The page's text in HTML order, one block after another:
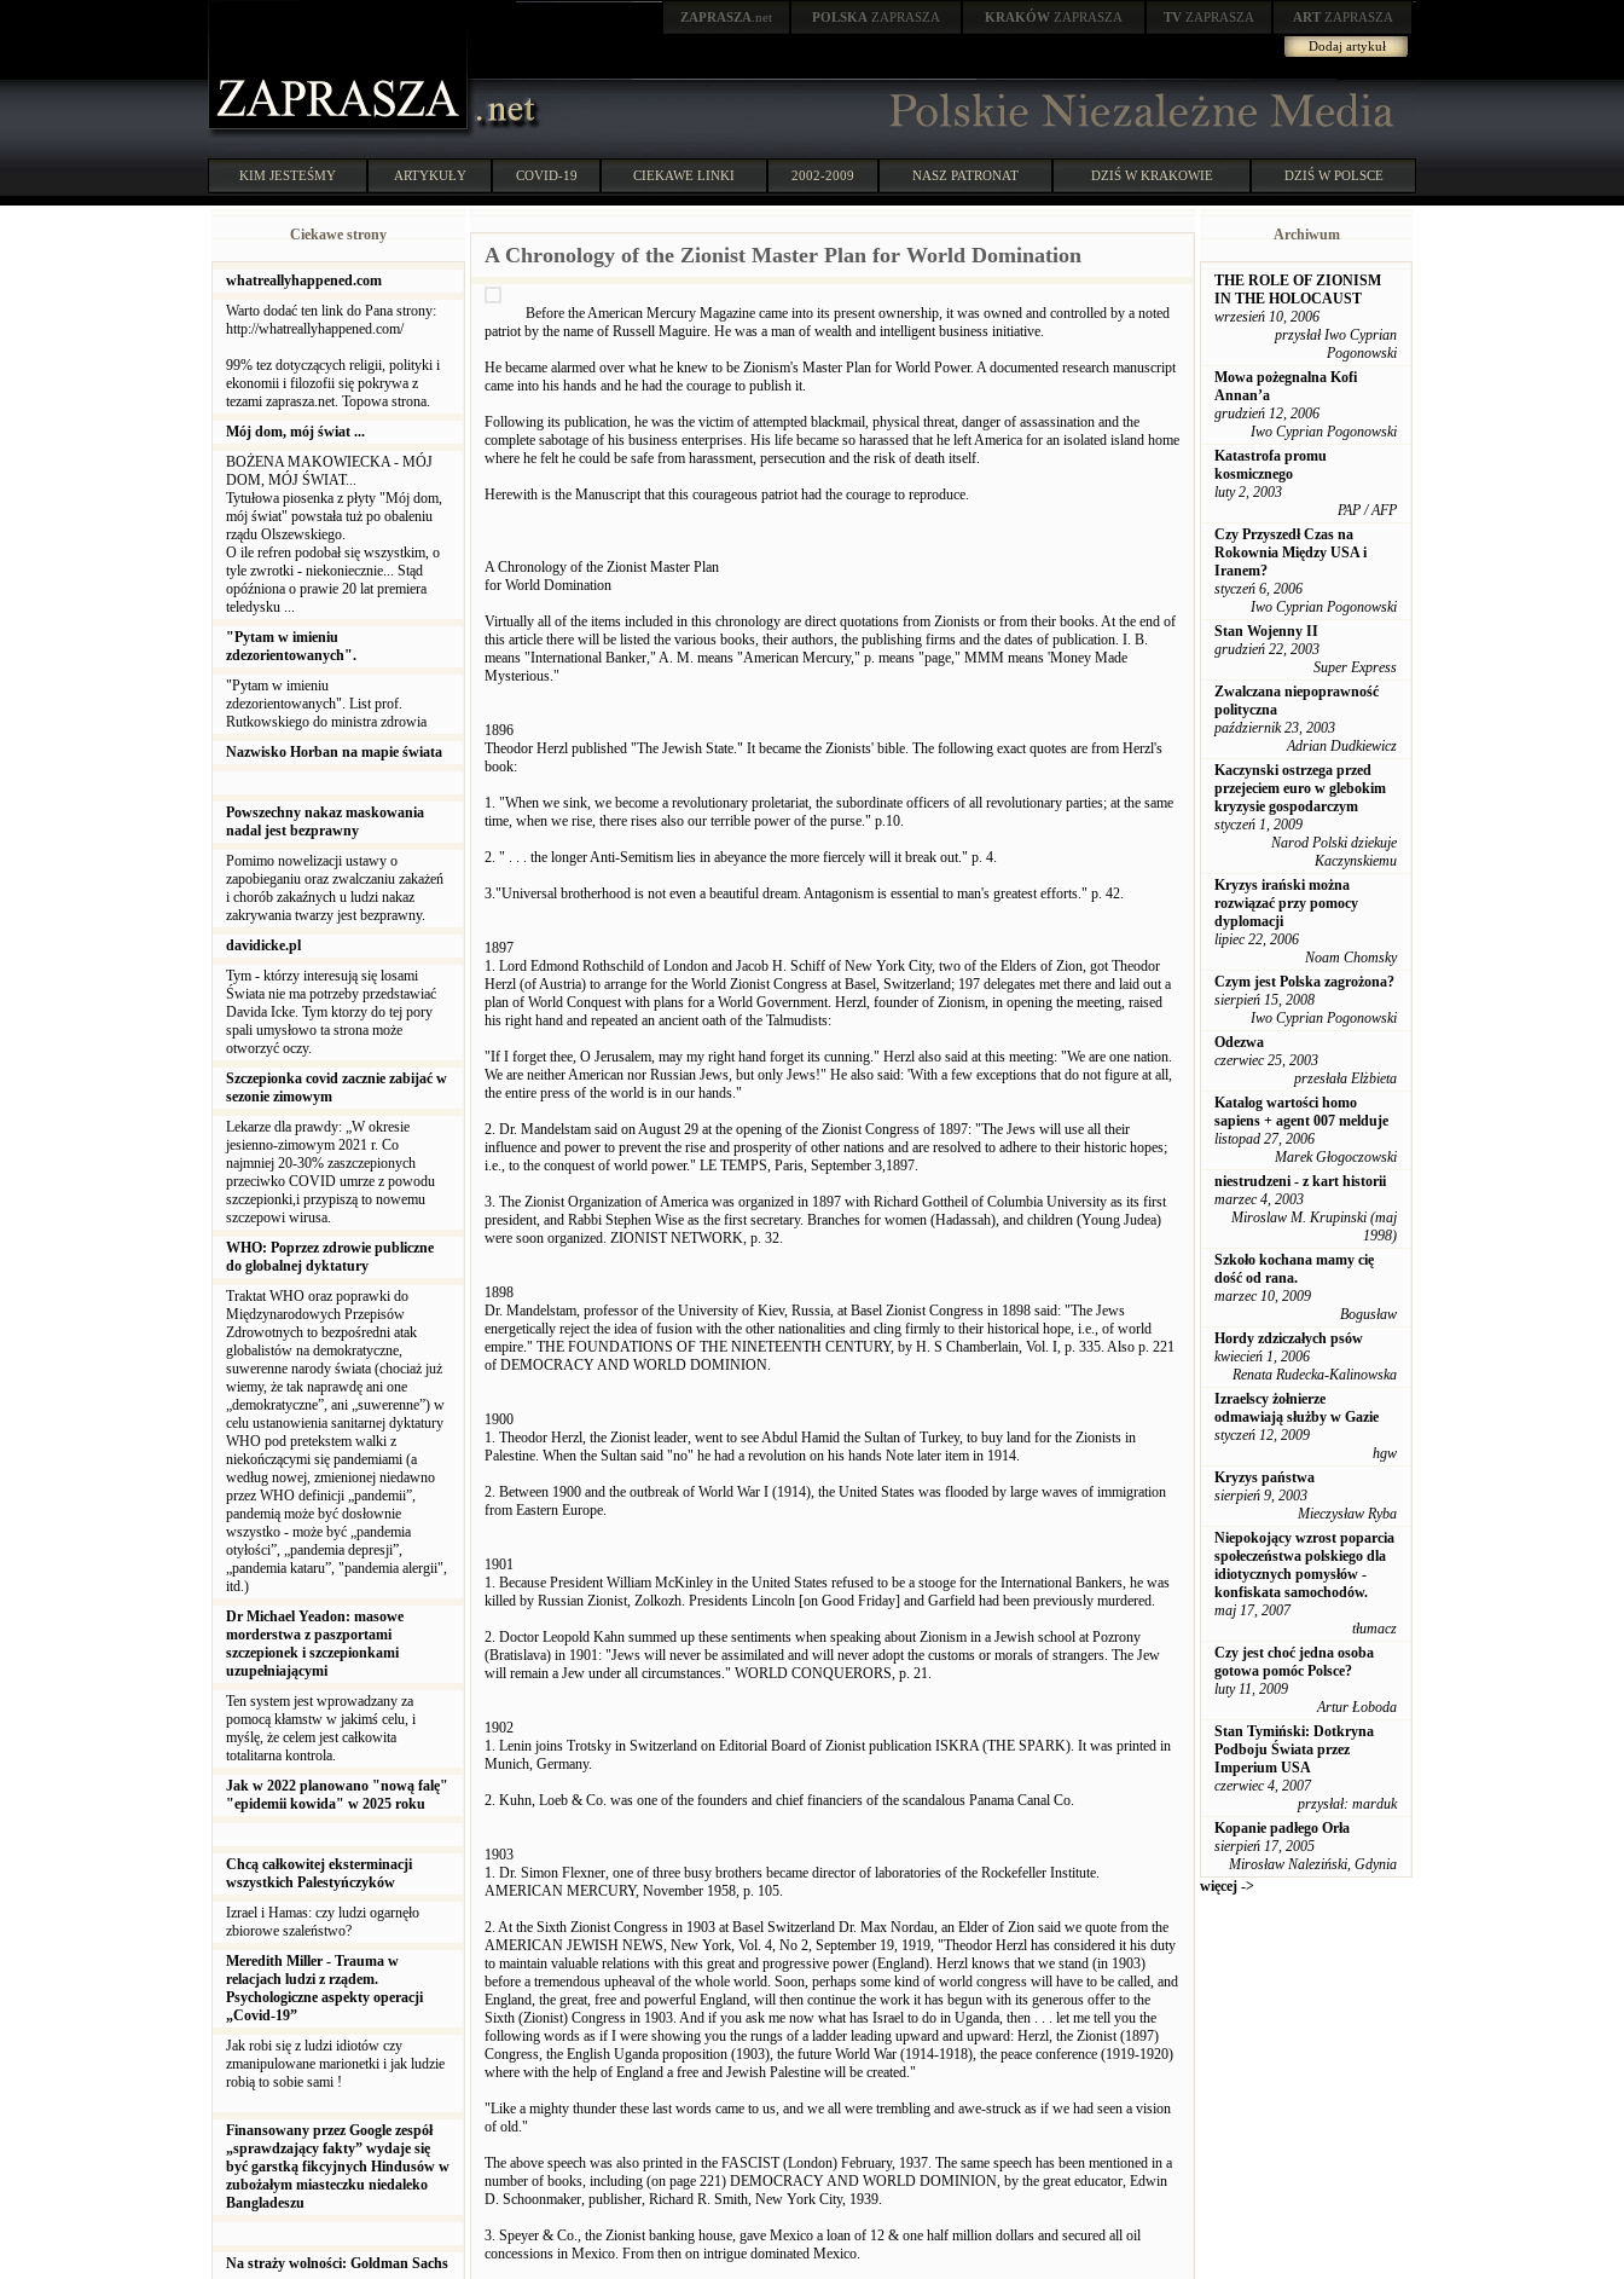
ZAPRASZA .net POLSKA ZAPRASZA KRAKÓW ZAPRASZA TV ZAPRASZA ART ZAPRASZA
Dodaj artykuł
KIM JESTEŚMY ARTYKUŁY COVID-19 CIEKAWE LINKI 2002-2009 NASZ PATRONAT DZIŚ W KRAKOWIE DZIŚ W POLSCE
Ciekawe strony
whatreallyhappened.com
Warto dodać ten link do Pana strony:
http://whatreallyhappened.com/
99% tez dotyczących religii, polityki i
ekonomii i filozofii się pokrywa z
tezami zaprasza.net. Topowa strona.
Mój dom, mój świat ...
BOŻENA MAKOWIECKA - MÓJ
DOM, MÓJ ŚWIAT...
Tytułowa piosenka z płyty "Mój dom,
mój świat" powstała tuż po obaleniu
rządu Olszewskiego.
O ile refren podobał się wszystkim, o
tyle zwrotki - niekoniecznie... Stąd
opóźniona o prawie 20 lat premiera
teledysku ...
"Pytam w imieniu
zdezorientowanych".
"Pytam w imieniu
zdezorientowanych". List prof.
Rutkowskiego do ministra zdrowia
Nazwisko Horban na mapie świata
Powszechny nakaz maskowania
nadal jest bezprawny
Pomimo nowelizacji ustawy o
zapobieganiu oraz zwalczaniu zakażeń
i chorób zakaźnych u ludzi nakaz
zakrywania twarzy jest bezprawny.
davidicke.pl
Tym - którzy interesują się losami
Świata nie ma potrzeby przedstawiać
Davida Icke. Tym ktorzy do tej pory
spali umysłowo ta strona może
otworzyć oczy.
Szczepionka covid zacznie zabijać w
sezonie zimowym
Lekarze dla prawdy: „W okresie
jesienno-zimowym 2021 r. Co
najmniej 20-30% zaszczepionych
przeciwko COVID umrze z powodu
szczepionki,i przypiszą to nowemu
szczepowi wirusa.
WHO: Poprzez zdrowie publiczne
do globalnej dyktatury
Traktat WHO oraz poprawki do
Międzynarodowych Przepisów
Zdrowotnych to bezpośredni atak
globalistów na demokratyczne,
suwerenne narody świata (chociaż już
wiemy, że tak naprawdę ani one
„demokratyczne”, ani „suwerenne”) w
celu ustanowienia sanitarnej dyktatury
WHO pod pretekstem walki z
niekończącymi się pandemiami (a
według nowej, zmienionej niedawno
przez WHO definicji „pandemii”,
pandemią może być dosłownie
wszystko - może być „pandemia
otyłości”, „pandemia depresji”,
„pandemia kataru”, "pandemia alergii",
itd.)
Dr Michael Yeadon: masowe
morderstwa z paszportami
szczepionek i szczepionkami
uzupełniającymi
Ten system jest wprowadzany za
pomocą kłamstw w jakimś celu, i
myślę, że celem jest całkowita
totalitarna kontrola.
Jak w 2022 planowano "nową falę"
"epidemii kowida" w 2025 roku
Chcą całkowitej eksterminacji
wszystkich Palestyńczyków
Izrael i Hamas: czy ludzi ogarnęło
zbiorowe szaleństwo?
Meredith Miller - Trauma w
relacjach ludzi z rządem.
Psychologiczne aspekty operacji
„Covid-19”
Jak robi się z ludzi idiotów czy
zmanipulowane marionetki i jak ludzie
robią to sobie sami !
Finansowany przez Google zespół
„sprawdzający fakty” wydaje się
być garstką fikcyjnych Hindusów w
zubożałym miasteczku niedaleko
Bangladeszu
Na straży wolności: Goldman Sachs
A Chronology of the Zionist Master Plan for World Domination
Before the American Mercury Magazine came into its present ownership, it was owned and controlled by a noted
patriot by the name of Russell Maguire. He was a man of wealth and intelligent business initiative.
He became alarmed over what he knew to be Zionism's Master Plan for World Power. A documented research manuscript
came into his hands and he had the courage to publish it.
Following its publication, he was the victim of attempted blackmail, physical threat, danger of assassination and the
complete sabotage of his business enterprises. His life became so harassed that he left America for an isolated island home
where he felt he could be safe from harassment, persecution and the risk of death itself.
Herewith is the Manuscript that this courageous patriot had the courage to reproduce.
A Chronology of the Zionist Master Plan
for World Domination
Virtually all of the items included in this chronology are direct quotations from Zionists or from their books. At the end of
this article there will be listed the various books, their authors, the publishing firms and the dates of publication. I. B.
means "International Banker," A. M. means "American Mercury," p. means "page," MMM means 'Money Made
Mysterious."
1896
Theodor Herzl published "The Jewish State." It became the Zionists' bible. The following exact quotes are from Herzl's
book:
1. "When we sink, we become a revolutionary proletariat, the subordinate officers of all revolutionary parties; at the same
time, when we rise, there rises also our terrible power of the purse." p.10.
2. " . . . the longer Anti-Semitism lies in abeyance the more fiercely will it break out." p. 4.
3."Universal brotherhood is not even a beautiful dream. Antagonism is essential to man's greatest efforts." p. 42.
1897
1. Lord Edmond Rothschild of London and Jacob H. Schiff of New York City, two of the Elders of Zion, got Theodor
Herzl (of Austria) to arrange for the World Zionist Congress at Basel, Switzerland; 197 delegates met there and laid out a
plan of World Conquest with plans for a World Government. Herzl, founder of Zionism, in opening the meeting, raised
his right hand and repeated an ancient oath of the Talmudists:
"If I forget thee, O Jerusalem, may my right hand forget its cunning." Herzl also said at this meeting: "We are one nation.
We are neither American nor Russian Jews, but only Jews!" He also said: 'With a few exceptions that do not figure at all,
the entire press of the world is in our hands."
2. Dr. Mandelstam said on August 29 at the opening of the Zionist Congress of 1897: "The Jews will use all their
influence and power to prevent the rise and prosperity of other nations and are resolved to adhere to their historic hopes;
i.e., to the conquest of world power." LE TEMPS, Paris, September 3,1897.
3. The Zionist Organization of America was organized in 1897 with Richard Gottheil of Columbia University as its first
president, and Rabbi Stephen Wise as the first secretary. Branches for women (Hadassah), and children (Young Judea)
were soon organized. ZIONIST NETWORK, p. 32.
1898
Dr. Mandelstam, professor of the University of Kiev, Russia, at Basel Zionist Congress in 1898 said: "The Jews
energetically reject the idea of fusion with the other nationalities and cling firmly to their historical hope, i.e., of world
empire." THE FOUNDATIONS OF THE NINETEENTH CENTURY, by H. S Chamberlain, Vol. I, p. 335. Also p. 221
of DEMOCRACY AND WORLD DOMINION.
1900
1. Theodor Herzl, the Zionist leader, went to see Abdul Hamid the Sultan of Turkey, to buy land for the Zionists in
Palestine. When the Sultan said "no" he had a revolution on his hands Note later item in 1914.
2. Between 1900 and the outbreak of World War I (1914), the United States was flooded by large waves of immigration
from Eastern Europe.
1901
1. Because President William McKinley in the United States refused to be a stooge for the International Bankers, he was
killed by Russian Zionist, Zolkozh. Presidents Lincoln [on Good Friday] and Garfield had been previously murdered.
2. Doctor Leopold Kahn summed up these sentiments when speaking about Zionism in a Jewish school at Pozrony
(Bratislava) in 1901: "Jews will never be assimilated and will never adopt the customs or morals of strangers. The Jew
will remain a Jew under all circumstances." WORLD CONQUERORS, p. 21.
1902
1. Lenin joins Trotsky in Switzerland on Editorial Board of Zionist publication ISKRA (THE SPARK). It was printed in
Munich, Germany.
2. Kuhn, Loeb & Co. was one of the founders and chief financiers of the scandalous Panama Canal Co.
1903
1. Dr. Simon Flexner, one of three busy brothers became director of laboratories of the Rockefeller Institute.
AMERICAN MERCURY, November 1958, p. 105.
2. At the Sixth Zionist Congress in 1903 at Basel Switzerland Dr. Max Nordau, an Elder of Zion said we quote from the
AMERICAN JEWISH NEWS, New York, Vol. 4, No 2, September 19, 1919, "Theodor Herzl has considered it his duty
to maintain valuable relations with this great and progressive power (England). Herzl knows that we stand (in 1903)
before a tremendous upheaval of the whole world. Soon, perhaps some kind of world congress will have to be called, and
England, the great, free and powerful England, will then continue the work it has begun with its generous offer to the
Sixth (Zionist) Congress in 1903. And if you ask me now what has Israel to do in Uganda, then . . . let me tell you the
following words as if I were showing you the rungs of a ladder leading upward and upward: Herzl, the Zionist (1897)
Congress, the English Uganda proposition (1903), the future World War (1914-1918), the peace conference (1919-1920)
where with the help of England a free and Jewish Palestine will be created."
"Like a mighty thunder these last words came to us, and we all were trembling and awe-struck as if we had seen a vision
of old."
The above speech was also printed in the FASCIST (London) February, 1937. The same speech has been mentioned in a
number of books, including (on page 221) DEMOCRACY AND WORLD DOMINION, by the great educator, Edwin
D. Schoonmaker, publisher, Richard R. Smith, New York City, 1939.
3. Speyer & Co., the Zionist banking house, gave Mexico a loan of 12 & one half million dollars and secured all oil
concessions in Mexico. From then on intrigue dominated Mexico.
Archiwum
THE ROLE OF ZIONISM
IN THE HOLOCAUST
wrzesień 10, 2006
przysłał Iwo Cyprian
Pogonowski
Mowa pożegnalna Kofi
Annan’a
grudzień 12, 2006
Iwo Cyprian Pogonowski
Katastrofa promu
kosmicznego
luty 2, 2003
PAP / AFP
Czy Przyszedł Czas na
Rokownia Między USA i
Iranem?
styczeń 6, 2006
Iwo Cyprian Pogonowski
Stan Wojenny II
grudzień 22, 2003
Super Express
Zwalczana niepoprawność
polityczna
październik 23, 2003
Adrian Dudkiewicz
Kaczynski ostrzega przed
przejeciem euro w glebokim
kryzysie gospodarczym
styczeń 1, 2009
Narod Polski dziekuje
Kaczynskiemu
Kryzys irański można
rozwiązać przy pomocy
dyplomacji
lipiec 22, 2006
Noam Chomsky
Czym jest Polska zagrożona?
sierpień 15, 2008
Iwo Cyprian Pogonowski
Odezwa
czerwiec 25, 2003
przesłała Elżbieta
Katalog wartości homo
sapiens + agent 007 melduje
listopad 27, 2006
Marek Głogoczowski
niestrudzeni - z kart historii
marzec 4, 2003
Miroslaw M. Krupinski (maj
1998)
Szkoło kochana mamy cię
dość od rana.
marzec 10, 2009
Bogusław
Hordy zdziczałych psów
kwiecień 1, 2006
Renata Rudecka-Kalinowska
Izraelscy żołnierze
odmawiają służby w Gazie
styczeń 12, 2009
hgw
Kryzys państwa
sierpień 9, 2003
Mieczysław Ryba
Niepokojący wzrost poparcia
społeczeństwa polskiego dla
idiotycznych pomysłów -
konfiskata samochodów.
maj 17, 2007
tłumacz
Czy jest choć jedna osoba
gotowa pomóc Polsce?
luty 11, 2009
Artur Łoboda
Stan Tymiński: Dotkryna
Podboju Świata przez
Imperium USA
czerwiec 4, 2007
przysłał: marduk
Kopanie padłego Orła
sierpień 17, 2005
Mirosław Naleziński, Gdynia
więcej ->